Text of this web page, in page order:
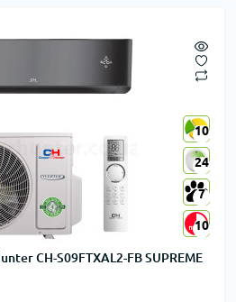
10
24
7
10
10
24
7
10
CH-S09FTXAL2-FB SUPREME